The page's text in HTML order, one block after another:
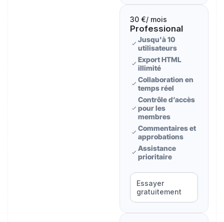
30 €/ mois
Professional
Jusqu'à 10
utilisateurs
Export HTML
illimité
Collaboration en
temps réel
Contrôle d’accès
pour les
membres
Commentaires et
approbations
Assistance
prioritaire
Essayer
gratuitement